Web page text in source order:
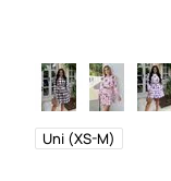
Uni (XS-M)